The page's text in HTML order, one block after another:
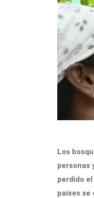
Los
personas
perdido
países se